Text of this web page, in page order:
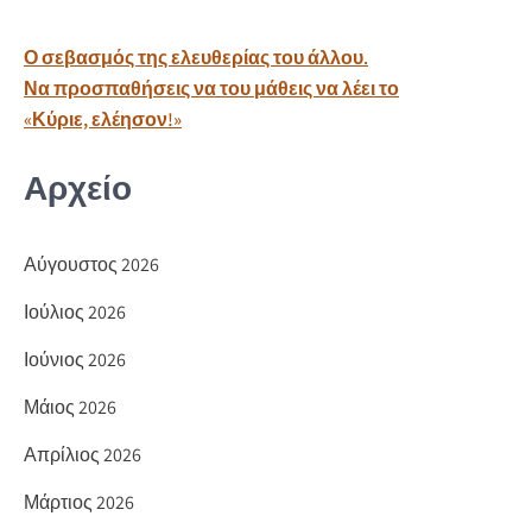
k
σ
τε
ίτ
Πλοήγηση
άρθρων
Ο σεβασμός της ελευθερίας του άλλου.
Να προσπαθήσεις να του μάθεις να λέει το
«Κύριε, ελέησον!»
Αρχείο
Αύγουστος 2026
Ιούλιος 2026
Ιούνιος 2026
Μάιος 2026
Απρίλιος 2026
Μάρτιος 2026